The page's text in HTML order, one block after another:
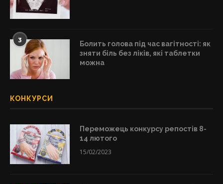
3
Болить голова під час вагітності: як
зняти біль без ліків, які таблетки
можна
КОНКУРСИ
Переможець конкурсу репостів 8-
14 лютого
15/02/2023